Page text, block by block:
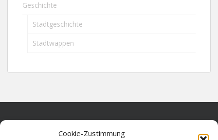
Cookie-Zustimmung
Geschichte
Stadtgeschichte
Stadtwappen